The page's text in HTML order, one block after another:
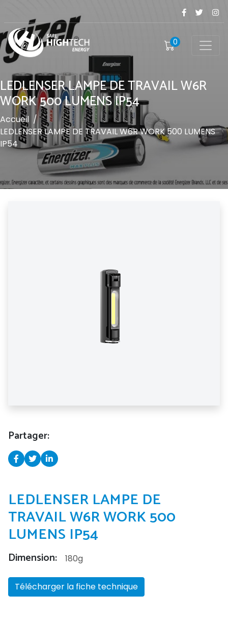
0
LEDLENSER LAMPE DE TRAVAIL W6R
WORK 500 LUMENS IP54
Accueil /
LEDLENSER LAMPE DE TRAVAIL W6R WORK 500 LUMENS
IP54
Partager:
LEDLENSER LAMPE DE
TRAVAIL W6R WORK 500
LUMENS IP54
Dimension: 180g
Télécharger la fiche technique